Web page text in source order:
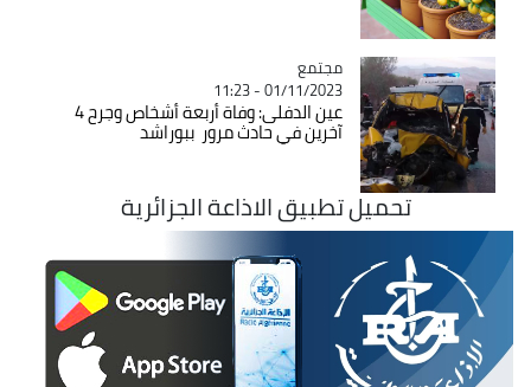
Catégorie
مجتمع
01/11/2023 - 11:23
عين الدفلى: وفاة أربعة أشخاص وجرح 4
آخرين في حادث مرور ببوراشد
تحميل تطبيق الاذاعة الجزائرية